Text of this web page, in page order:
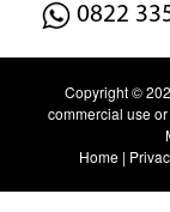
0822
Copyright ©
commercial use
Home|